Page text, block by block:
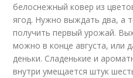
белоснежный ковер из
ягод. Нужно выждать два, а
получить первый урожай.
можно в конце августа, или
деньки. Сладенькие и
внутри умещается штук